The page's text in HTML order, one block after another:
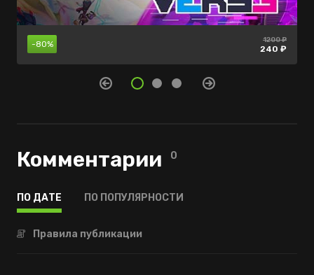
-80% 1200 ₽
240 ₽
нет в
продаже
-55% 880 ₽
396 ₽
Комментарии 0
ПО ДАТЕ ПО ПОПУЛЯРНОСТИ
Правила публикации